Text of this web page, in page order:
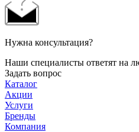
Нужна консультация?
Наши специалисты ответят на
Задать вопрос
Каталог
Акции
Услуги
Бренды
Компания